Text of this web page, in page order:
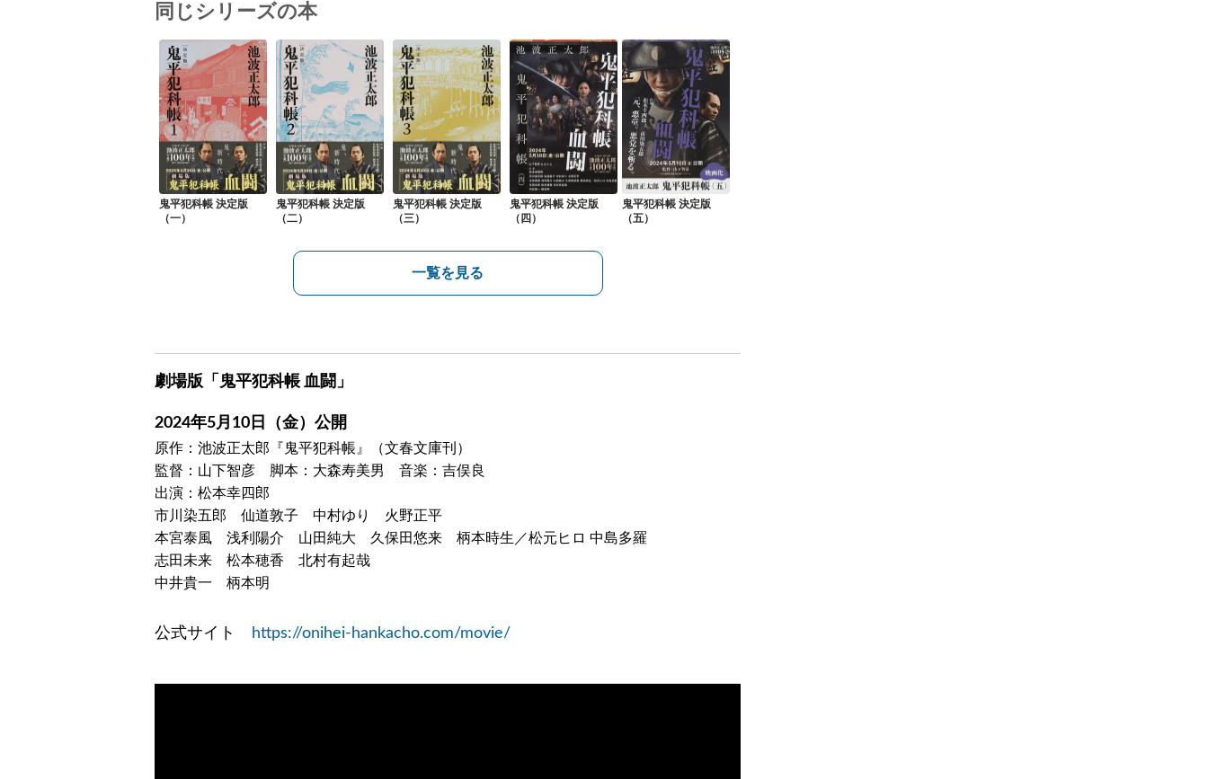
同じシリーズの本
鬼平犯科帳 決定版
（一）
鬼平犯科帳 決定版
（二）
鬼平犯科帳 決定版
（三）
鬼平犯科帳 決定版
（四）
鬼平犯科帳 決定版
（五）
一覧を見る
劇場版「鬼平犯科帳 血闘」
2024年5月10日（金）公開
原作：池波正太郎『鬼平犯科帳』（文春文庫刊）
監督：山下智彦 脚本：大森寿美男 音楽：吉俣良
出演：松本幸四郎
市川染五郎 仙道敦子 中村ゆり 火野正平
本宮泰風 浅利陽介 山田純大 久保田悠来 柄本時生／松元ヒロ 中島多羅
志田未来 松本穂香 北村有起哉
中井貴一 柄本明
公式サイト https://onihei-hankacho.com/movie/